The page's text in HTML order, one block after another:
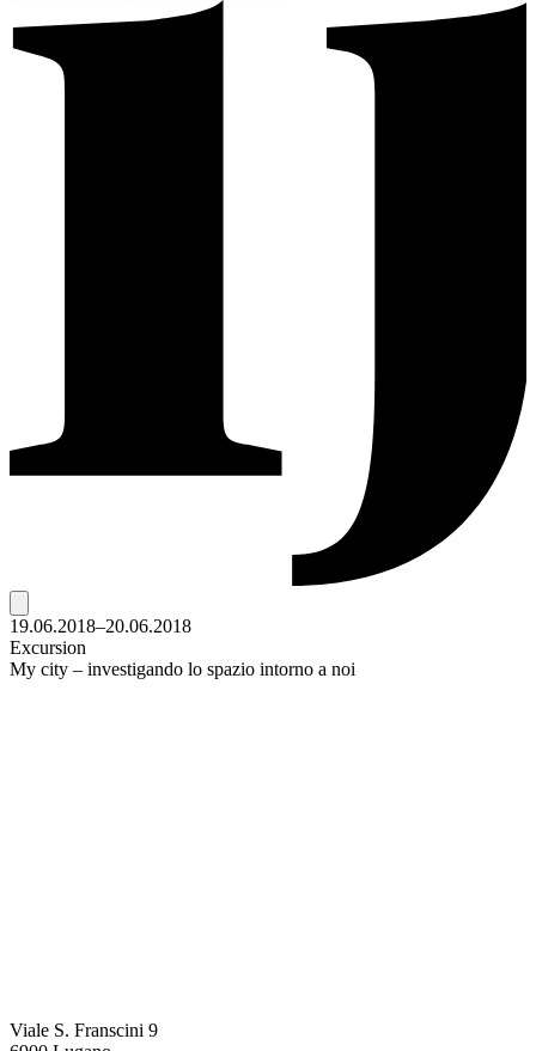
19.06.2018–20.06.2018
Excursion
My city – investigando lo spazio intorno a noi
Viale S. Franscini 9